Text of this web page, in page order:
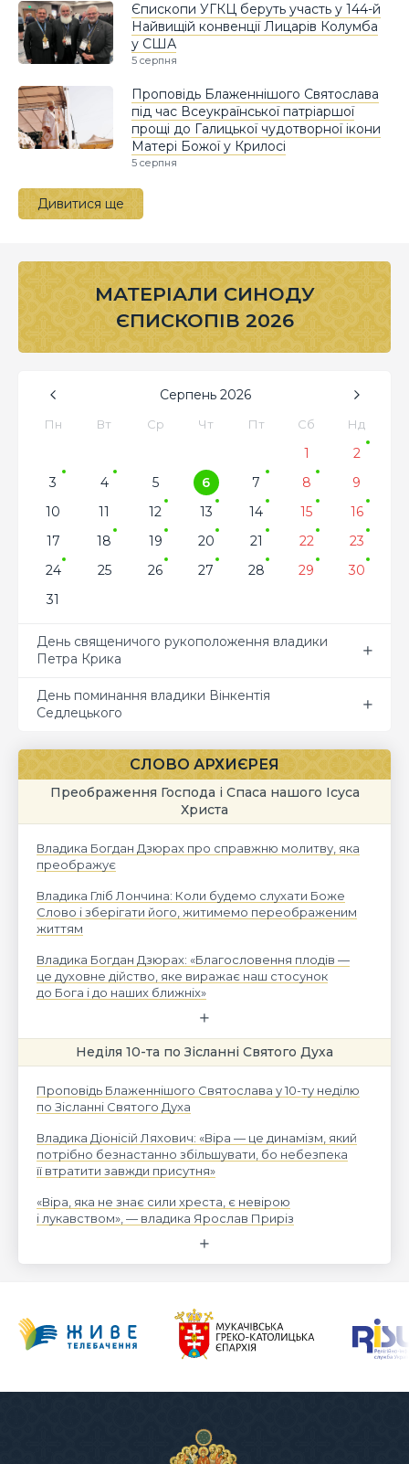
Єпископи УГКЦ беруть участь у 144-й
Найвищій конвенції Лицарів Колумба
у США
5 серпня
Проповідь Блаженнішого Святослава
під час Всеукраїнської патріаршої
прощі до Галицької чудотворної ікони
Матері Божої у Крилосі
5 серпня
Дивитися ще
МАТЕРІАЛИ СИНОДУ
ЄПИСКОПІВ 2026
Серпень 2026
Пн Вт Ср Чт Пт Сб Нд
1
2
3
4 5 6 7 8
9
10
11 12 13 14 15
16
17
18 19 20 21 22
23
24
25 26 27 28 29
30
31
День священичого рукоположення владики
Петра Крика
День поминання владики Вінкентія
Седлецького
СЛОВО АРХИЄРЕЯ
Преображення Господа і Спаса нашого Ісуса
Христа
Владика Богдан Дзюрах про справжню молитву, яка
преображує
Владика Гліб Лончина: Коли будемо слухати Боже
Слово і зберігати його, житимемо переображеним
життям
Владика Богдан Дзюрах: «Благословення плодів —
це духовне дійство, яке виражає наш стосунок
до Бога і до наших ближніх»
Неділя 10-та по Зісланні Святого Духа
Проповідь Блаженнішого Святослава у 10-ту неділю
по Зісланні Святого Духа
Владика Діонісій Ляхович: «Віра — це динамізм, який
потрібно безнастанно збільшувати, бо небезпека
її втратити завжди присутня»
«Віра, яка не знає сили хреста, є невірою
і лукавством», — владика Ярослав Приріз